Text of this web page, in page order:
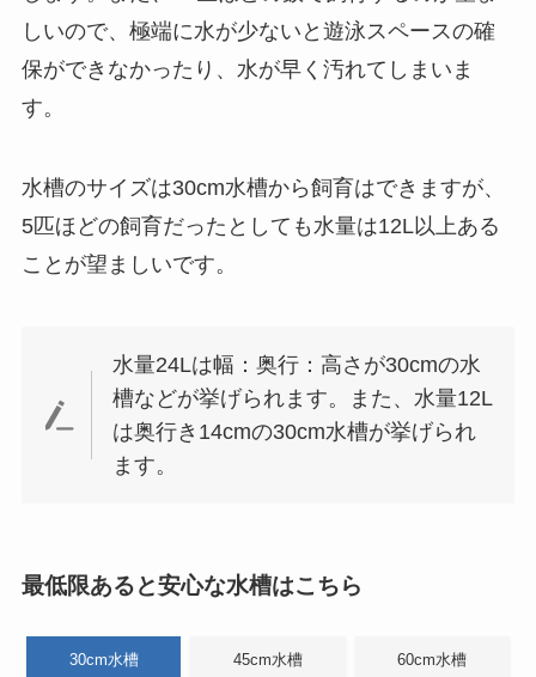
しいので、極端に水が少ないと遊泳スペースの確
保ができなかったり、水が早く汚れてしまいま
す。
水槽のサイズは30cm水槽から飼育はできますが、
5匹ほどの飼育だったとしても水量は12L以上ある
ことが望ましいです。
水量24Lは幅：奥行：高さが30cmの水
槽などが挙げられます。また、水量12L
は奥行き14cmの30cm水槽が挙げられ
ます。
最低限あると安心な水槽はこちら
30cm水槽 45cm水槽 60cm水槽